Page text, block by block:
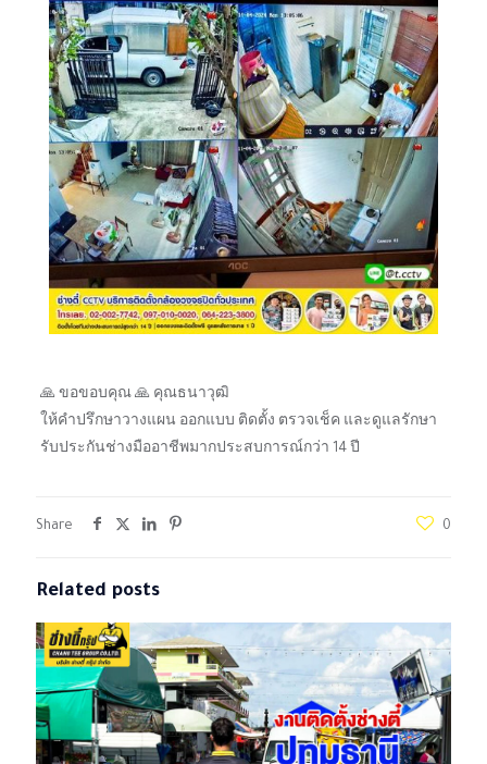
🙏 ขอขอบคุณ 🙏 คุณธนาวุฒิ
ให้คำปรึกษาวางแผน ออกแบบ ติดตั้ง ตรวจเช็ค และดูแลรักษา
รับประกันช่างมืออาชีพมากประสบการณ์กว่า 14 ปี
Share 0
Related posts